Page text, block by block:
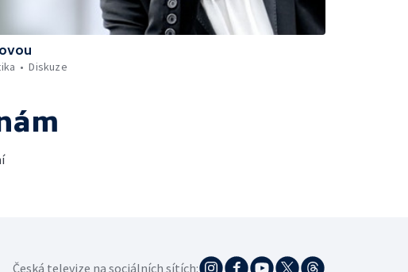
Diskuze
Česká televize na sociálních sítích: